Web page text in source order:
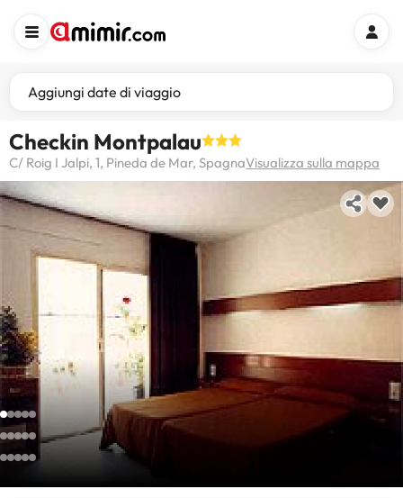
Aggiungi date di viaggio
Checkin Montpalau
C/ Roig I Jalpi, 1, Pineda de Mar, SpagnaVisualizza sulla mappa